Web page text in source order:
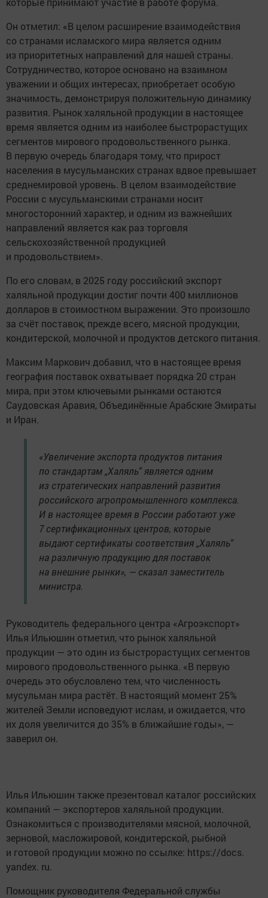
Он отметил: «В целом расширение взаимодействия
со странами исламского мира является одним
из приоритетных направлений для нашей страны.
Сотрудничество, которое основано на взаимном
уважении и общих интересах, приобретает особую
значимость, демонстрируя положительную динамику
развития. Рынок халяльной продукции в настоящее
время является одним из наиболее быстрорастущих
сегментов мирового продовольственного рынка.
В первую очередь благодаря тому, что прирост
населения в мусульманских странах вдвое превышает
среднемировой уровень. В целом взаимодействие
России с мусульманскими странами носит
многосторонний характер, и одним из важнейших
направлений является как раз торговля
сельскохозяйственной продукцией
и продовольствием».
По его словам, в 2025 году российский экспорт
халяльной продукции достиг почти 400 миллионов
долларов в стоимостном выражении. Это произошло
за счёт поставок, прежде всего, мясной продукции,
кондитерской, молочной и продуктов детского питания.
Максим Маркович добавил, что в настоящее время
география поставок охватывает порядка 20 стран
мира, при этом ключевыми рынками остаются
Саудовская Аравия, Объединённые Арабские Эмираты
и Иран.
«Увеличение экспорта продуктов питания
по стандартам „Халяль“ является одним
из стратегических направлений развития
российского агропромышленного комплекса.
И в настоящее время в России работают уже
7 сертификационных центров, которые
выдают сертификаты соответствия „Халяль“
на различную продукцию для поставок
на внешние рынки», — сказал заместитель
министра.
Руководитель федерального центра «Агроэкспорт»
Илья Ильюшин отметил, что рынок халяльной
продукции — это один из быстрорастущих сегментов
мирового продовольственного рынка. «В первую
очередь это обусловлено тем, что численность
мусульман мира растёт. В настоящий момент 25%
жителей Земли исповедуют ислам, и ожидается, что
их доля увеличится до 35% в ближайшие годы», —
заверил он.
Илья Ильюшин также презентовал каталог российских
компаний — экспортеров халяльной продукции.
Ознакомиться с производителями мясной, молочной,
зерновой, масложировой, кондитерской, рыбной
и готовой продукции можно по ссылке: https://docs.
yandex. ru.
Помощник руководителя Федеральной службы